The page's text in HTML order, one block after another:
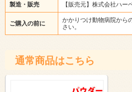
製造・販売 【販売元】株式会社ハー
ご購入の前に
かかりつけ動物病院から
さい。
通常商品はこちら